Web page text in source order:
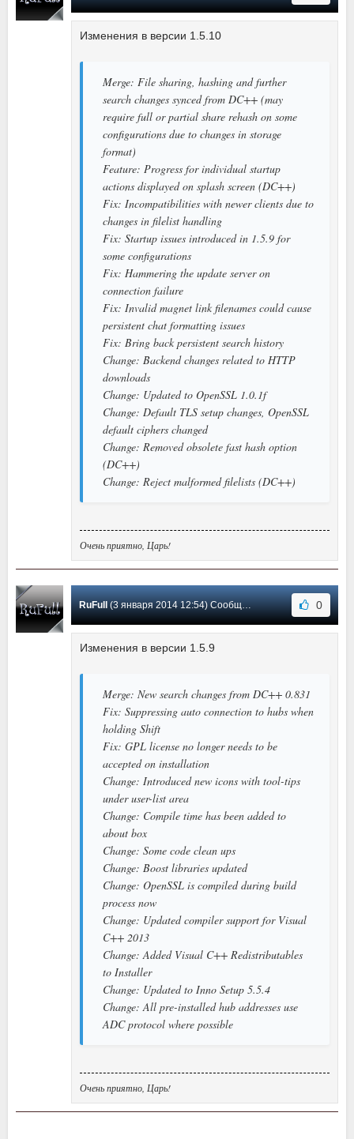
Изменения в версии 1.5.10
Merge: File sharing, hashing and further
search changes synced from DC++ (may
require full or partial share rehash on some
configurations due to changes in storage
format)
Feature: Progress for individual startup
actions displayed on splash screen (DC++)
Fix: Incompatibilities with newer clients due to
changes in filelist handling
Fix: Startup issues introduced in 1.5.9 for
some configurations
Fix: Hammering the update server on
connection failure
Fix: Invalid magnet link filenames could cause
persistent chat formatting issues
Fix: Bring back persistent search history
Change: Backend changes related to HTTP
downloads
Change: Updated to OpenSSL 1.0.1f
Change: Default TLS setup changes, OpenSSL
default ciphers changed
Change: Removed obsolete fast hash option
(DC++)
Change: Reject malformed filelists (DC++)
Очень приятно, Царь!
RuFull(3 января 2014 12:54) Сообщение #20 0
Изменения в версии 1.5.9
Merge: New search changes from DC++ 0.831
Fix: Suppressing auto connection to hubs when
holding Shift
Fix: GPL license no longer needs to be
accepted on installation
Change: Introduced new icons with tool-tips
under user-list area
Change: Compile time has been added to
about box
Change: Some code clean ups
Change: Boost libraries updated
Change: OpenSSL is compiled during build
process now
Change: Updated compiler support for Visual
C++ 2013
Change: Added Visual C++ Redistributables
to Installer
Change: Updated to Inno Setup 5.5.4
Change: All pre-installed hub addresses use
ADC protocol where possible
Очень приятно, Царь!